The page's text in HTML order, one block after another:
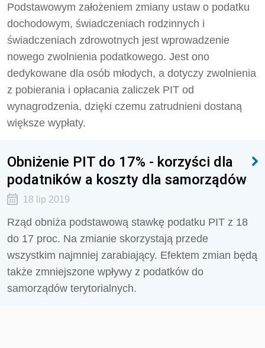
Podstawowym założeniem zmiany ustaw o podatku
dochodowym, świadczeniach rodzinnych i
świadczeniach zdrowotnych jest wprowadzenie
nowego zwolnienia podatkowego. Jest ono
dedykowane dla osób młodych, a dotyczy zwolnienia
z pobierania i opłacania zaliczek PIT od
wynagrodzenia, dzięki czemu zatrudnieni dostaną
większe wypłaty.
Obniżenie PIT do 17% - korzyści dla
podatników a koszty dla samorządów
18 lip 2019
Rząd obniża podstawową stawkę podatku PIT z 18
do 17 proc. Na zmianie skorzystają przede
wszystkim najmniej zarabiający. Efektem zmian będą
także zmniejszone wpływy z podatków do
samorządów terytorialnych.